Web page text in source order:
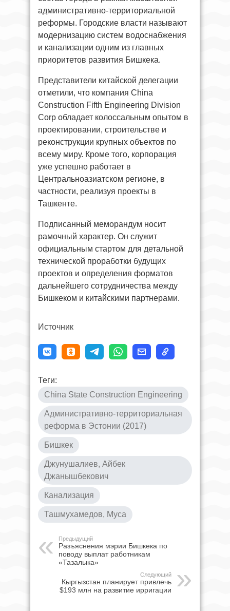
административно-территориальной
реформы. Городские власти называют
модернизацию систем водоснабжения
и канализации одним из главных
приоритетов развития Бишкека.
Представители китайской делегации
отметили, что компания China
Construction Fifth Engineering Division
Corp обладает колоссальным опытом в
проектировании, строительстве и
реконструкции крупных объектов по
всему миру. Кроме того, корпорация
уже успешно работает в
Центральноазиатском регионе, в
частности, реализуя проекты в
Ташкенте.
Подписанный меморандум носит
рамочный характер. Он служит
официальным стартом для детальной
технической проработки будущих
проектов и определения форматов
дальнейшего сотрудничества между
Бишкеком и китайскими партнерами.
Источник
Теги:
China State Construction Engineering
Административно-территориальная
реформа в Эстонии (2017)
Бишкек
Джунушалиев, Айбек
Джанышбекович
Канализация
Ташмухамедов, Муса
Предыдущий
Разъяснения мэрии Бишкека по
поводу выплат работникам
«Тазалыка»
Следующий
Кыргызстан планирует привлечь
$193 млн на развитие ирригации